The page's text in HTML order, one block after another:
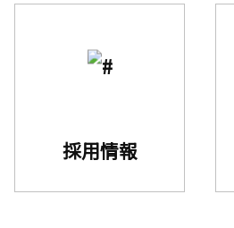
採用情報